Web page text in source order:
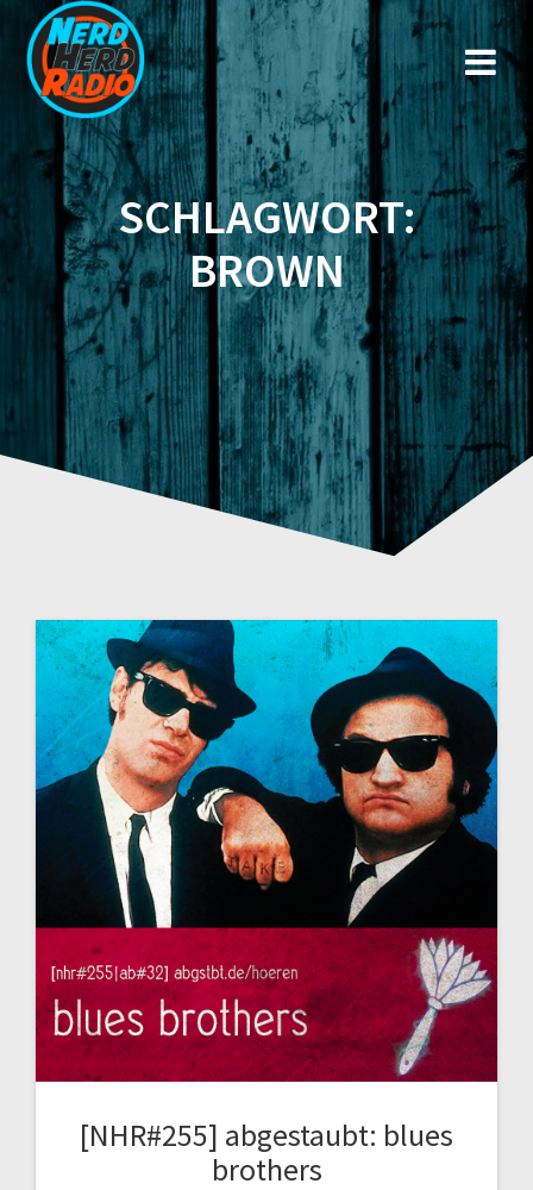
Zum
Inhalt
springen
SCHLAGWORT:
BROWN
[NHR#255] abgestaubt: blues
brothers